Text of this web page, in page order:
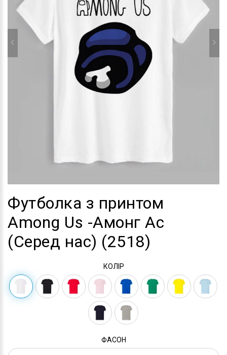
Футболка з принтом
Among Us -Амонг Ас
(Серед нас) (2518)
КОЛІР
ФАСОН